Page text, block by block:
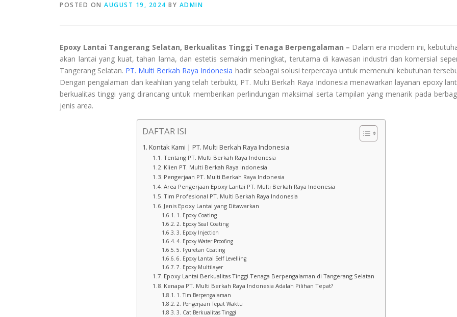
POSTED ON AUGUST 19, 2024 BY ADMIN
Epoxy Lantai Tangerang Selatan, Berkualitas Tinggi Tenaga Berpengalaman – Dalam era modern ini,
akan lantai yang kuat, tahan lama, dan estetis semakin meningkat, terutama di kawasan industri dan komersial
Tangerang Selatan. PT. Multi Berkah Raya Indonesia hadir sebagai solusi terpercaya untuk memenuhi kebutuhan
Dengan pengalaman dan keahlian yang telah terbukti, PT. Multi Berkah Raya Indonesia menawarkan layanan epoxy
berkualitas tinggi yang dirancang untuk memberikan perlindungan maksimal serta tampilan yang menarik pada
jenis area.
DAFTAR ISI
Kontak Kami | PT. Multi Berkah Raya Indonesia
Tentang PT. Multi Berkah Raya Indonesia
Klien PT. Multi Berkah Raya Indonesia
Pengerjaan PT. Multi Berkah Raya Indonesia
Area Pengerjaan Epoxy Lantai PT. Multi Berkah Raya Indonesia
Tim Profesional PT. Multi Berkah Raya Indonesia
Jenis Epoxy Lantai yang Ditawarkan
1. Epoxy Coating
2. Epoxy Seal Coating
3. Epoxy Injection
4. Epoxy Water Proofing
5. Fyuretan Coating
6. Epoxy Lantai Self Levelling
7. Epoxy Multilayer
Epoxy Lantai Berkualitas Tinggi Tenaga Berpengalaman di Tangerang Selatan
Kenapa PT. Multi Berkah Raya Indonesia Adalah Pilihan Tepat?
1. Tim Berpengalaman
2. Pengerjaan Tepat Waktu
3. Cat Berkualitas Tinggi